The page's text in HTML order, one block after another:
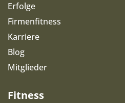
Erfolge
Firmenfitness
Karriere
Blog
Mitglieder
Fitness